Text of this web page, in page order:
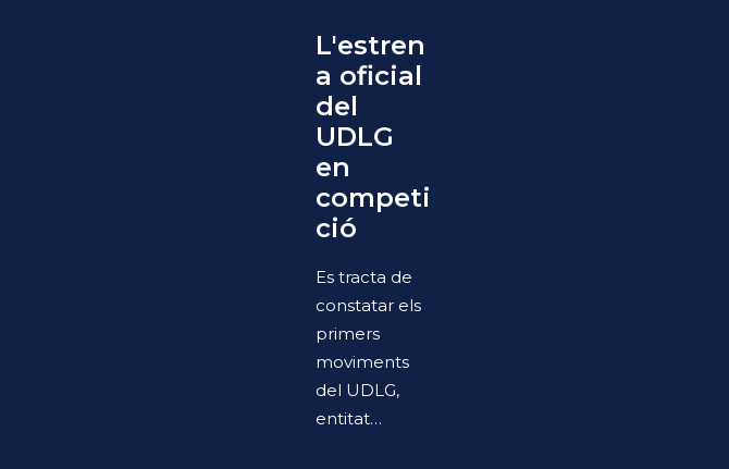
L'estren
a oficial
del
UDLG
en
competi
ció
Es tracta de
constatar els
primers
moviments
del UDLG,
entitat…